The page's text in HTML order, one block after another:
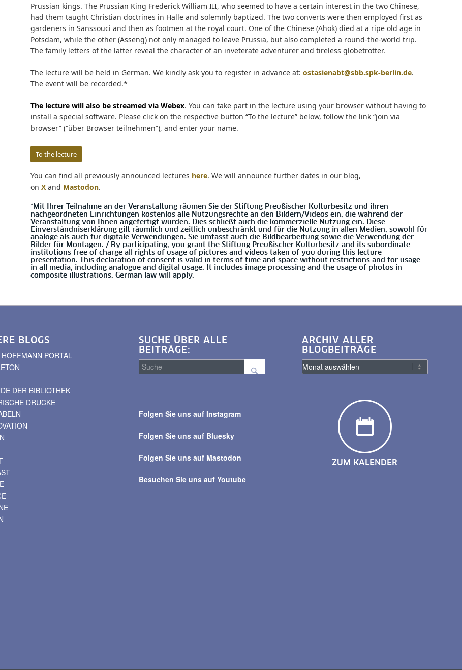
Prussian kings. The Prussian King Frederick William III, who seemed to have a certain interest in the two Chinese,
had them taught Christian doctrines in Halle and solemnly baptized. The two converts were then employed first as
gardeners in Sanssouci and then as footmen at the royal court. One of the Chinese (Ahok) died at a ripe old age in
Potsdam, while the other (Asseng) not only managed to leave Prussia, but also completed a round-the-world trip.
The family letters of the latter reveal the character of an inveterate adventurer and tireless globetrotter.
The lecture will be held in German. We kindly ask you to register in advance at: ostasienabt@sbb.spk-berlin.de.
The event will be recorded.*
The lecture will also be streamed via Webex. You can take part in the lecture using your browser without having to
install a special software. Please click on the respective button “To the lecture” below, follow the link “join via
browser” (“über Browser teilnehmen”), and enter your name.
To the lecture
You can find all previously announced lectures here. We will announce further dates in our blog,
on Xand Mastodon.
*Mit Ihrer Teilnahme an der Veranstaltung räumen Sie der Stiftung Preußischer Kulturbesitz und ihren
nachgeordneten Einrichtungen kostenlos alle Nutzungsrechte an den Bildern/Videos ein, die während der
Veranstaltung von Ihnen angefertigt wurden. Dies schließt auch die kommerzielle Nutzung ein. Diese
Einverständniserklärung gilt räumlich und zeitlich unbeschränkt und für die Nutzung in allen Medien, sowohl für
analoge als auch für digitale Verwendungen. Sie umfasst auch die Bildbearbeitung sowie die Verwendung der
Bilder für Montagen. / By participating, you grant the Stiftung Preußischer Kulturbesitz and its subordinate
institutions free of charge all rights of usage of pictures and videos taken of you during this lecture
presentation. This declaration of consent is valid in terms of time and space without restrictions and for usage
in all media, including analogue and digital usage. It includes image processing and the usage of photos in
composite illustrations. German law will apply.
BLOGS
PORTAL
DER BIBLIOTHEK
DRUCKE
SUCHE ÜBER ALLE
BEITRÄGE:
alle
Folgen Sie uns auf Instagram
Folgen Sie uns auf Bluesky
Folgen Sie uns auf Mastodon
Besuchen Sie uns auf Youtube
ARCHIV ALLER
BLOGBEITRÄGE
ZUM KALENDER